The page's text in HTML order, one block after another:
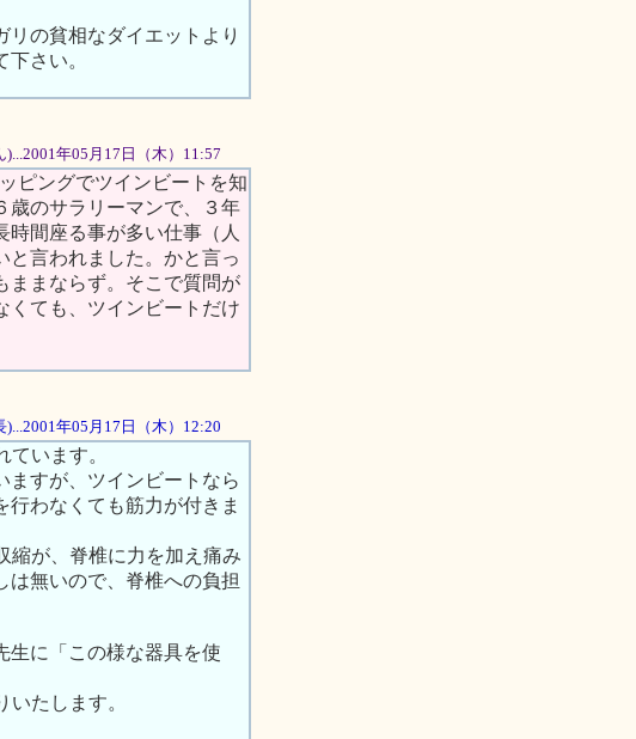
の貧相なダイエットより
さい。
)...2001年05月17日（木）11:57
ピングでツインビートを知
歳のサラリーマンで、３年
間座る事が多い仕事（人
と言われました。かと言っ
ままならず。そこで質問が
くても、ツインビートだけ
)...2001年05月17日（木）12:20
います。
ますが、ツインビートなら
わなくても筋力が付きま
縮が、脊椎に力を加え痛み
は無いので、脊椎への負担
生に「この様な器具を使
たします。